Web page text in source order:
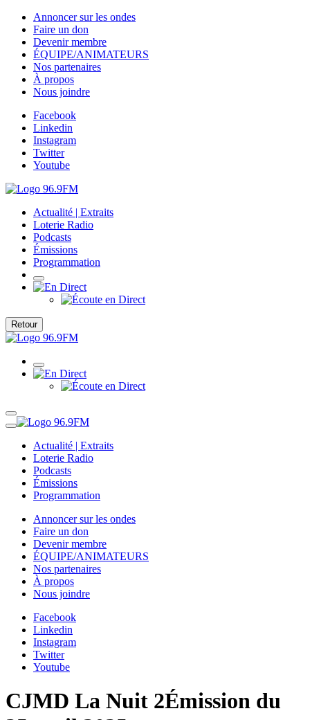
Annoncer sur les ondes
Faire un don
Devenir membre
ÉQUIPE/ANIMATEURS
Nos partenaires
À propos
Nous joindre
Facebook
Linkedin
Instagram
Twitter
Youtube
Actualité | Extraits
Loterie Radio
Podcasts
Émissions
Programmation
Retour
Actualité | Extraits
Loterie Radio
Podcasts
Émissions
Programmation
Annoncer sur les ondes
Faire un don
Devenir membre
ÉQUIPE/ANIMATEURS
Nos partenaires
À propos
Nous joindre
Facebook
Linkedin
Instagram
Twitter
Youtube
CJMD La Nuit 2Émission du